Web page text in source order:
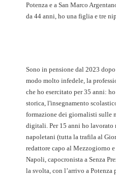
Potenza e a San Marco
da 44 anni, ho una figlia e tre
Sono in pensione dal 2023
modo molto infedele, la
che ho esercitato per 35 anni:
storica, l'insegnamento
formazione dei giornalisti sulle
digitali. Per 15 anni ho
napoletani (tutta la trafila al
redattore capo al Mezzogiorno
Napoli, capocronista a Senza
la svolta, con l’arrivo a Potenza